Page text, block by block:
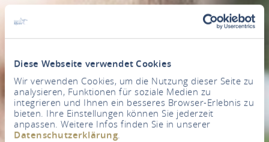
Diese Webseite verwendet Cookies
Wir verwenden Cookies, um die Nutzung dieser Seite zu
analysieren, Funktionen für soziale Medien zu
integrieren und Ihnen ein besseres Browser-Erlebnis zu
bieten. Ihre Einstellungen können Sie jederzeit
anpassen. Weitere Infos finden Sie in unserer
Datenschutzerklärung.